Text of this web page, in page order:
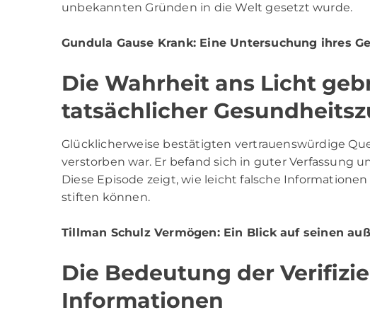
unbekannten Gründen in die Welt gesetzt wurde.
Gundula Gause Krank: Eine Untersuchung ihres
Die Wahrheit ans Licht
tatsächlicher
Glücklicherweise bestätigten vertrauenswürdige
verstorben war. Er befand sich in guter Verfassung
Diese Episode zeigt, wie leicht falsche
stiften können.
Tillman Schulz Vermögen: Ein Blick auf seinen
Die Bedeutung der
Informationen